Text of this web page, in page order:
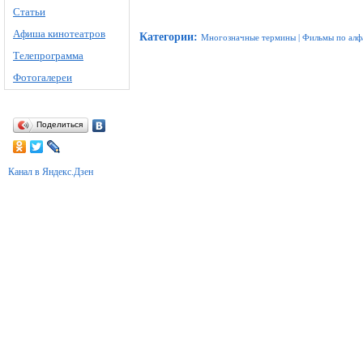
Статьи
Афиша кинотеатров
Телепрограмма
Фотогалереи
Поделиться
Канал в Яндекс.Дзен
Категории: Многозначные термины | Фильмы по